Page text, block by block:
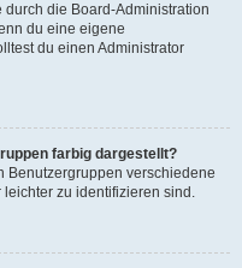
die Board-Administration
du eine eigene
du einen Administrator
farbig dargestellt?
Benutzergruppen verschiedene
zu identifizieren sind.